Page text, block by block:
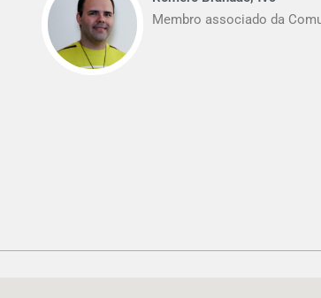
Membro associado da